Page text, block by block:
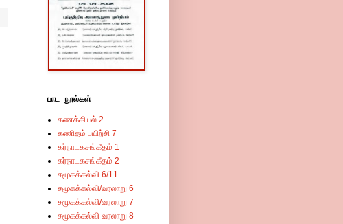
பாட நூல்கள்
கணக்கியல் 2
கணிதம் பயிற்சி 7
கர்நாடகசங்கீதம் 1
கர்நாடகசங்கீதம் 2
சமூகக்கல்வி 6/11
சமூகக்கல்வி/வரலாறு 6
சமூகக்கல்வி/வரலாறு 7
சமூகக்கல்வி வரலாறு 8